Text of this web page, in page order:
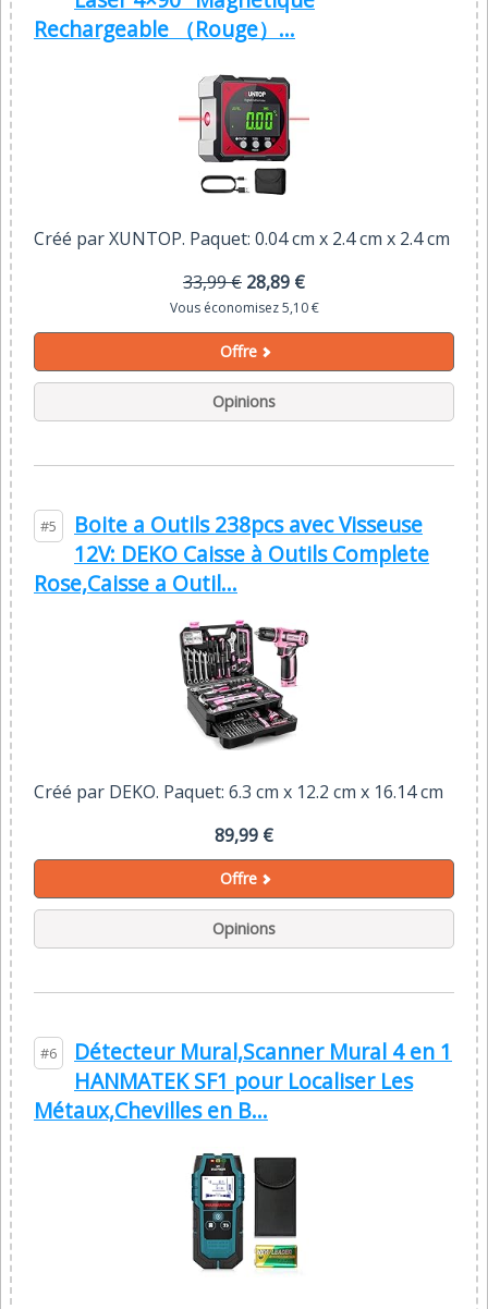
Rechargeable （Rouge）...
Créé par XUNTOP. Paquet: 0.04 cm x 2.4 cm x 2.4 cm
33,99 € 28,89 €
Vous économisez 5,10 €
Offre
Opinions
#5
Boite a Outils 238pcs avec Visseuse
12V: DEKO Caisse à Outils Complete
Rose,Caisse a Outil...
Créé par DEKO. Paquet: 6.3 cm x 12.2 cm x 16.14 cm
89,99 €
Offre
Opinions
#6
Détecteur Mural,Scanner Mural 4 en 1
HANMATEK SF1 pour Localiser Les
Métaux,Chevilles en B...